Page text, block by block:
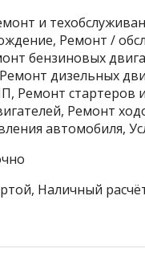
и
Ремонт /
бензиновых
дизельных
Ремонт стартеров
Ремонт
автомобиля,
Наличный